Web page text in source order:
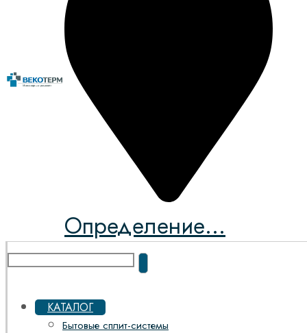
Определение...
КАТАЛОГ
Бытовые сплит-системы